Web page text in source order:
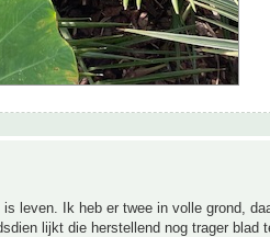
leven. Ik heb er twee in volle grond,
lijkt die herstellend nog trager blad